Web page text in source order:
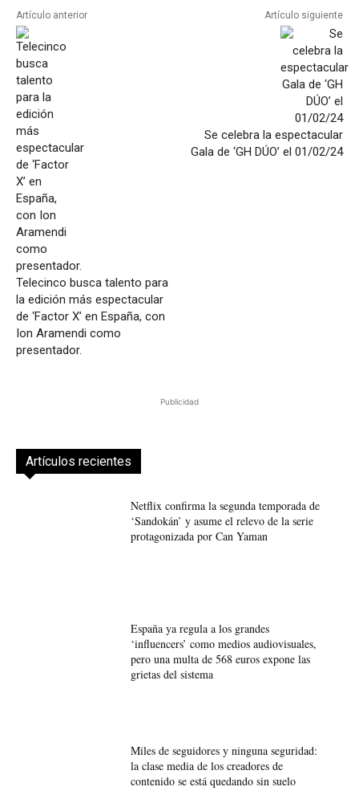
Artículo anterior
Telecinco busca talento para
la edición más espectacular
de ‘Factor X’ en España, con
Ion Aramendi como
presentador.
Artículo siguiente
Se celebra la espectacular
Gala de ‘GH DÚO’ el 01/02/24
Publicidad
Artículos recientes
Netflix confirma la segunda temporada de
‘Sandokán’ y asume el relevo de la serie
protagonizada por Can Yaman
España ya regula a los grandes
‘influencers’ como medios audiovisuales,
pero una multa de 568 euros expone las
grietas del sistema
Miles de seguidores y ninguna seguridad:
la clase media de los creadores de
contenido se está quedando sin suelo